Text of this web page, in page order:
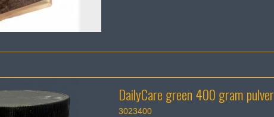
DailyCare green 400 gram pulver
3023400